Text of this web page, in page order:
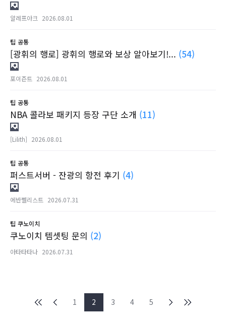
알레프아크 2026.08.01
팁 공통
[광휘의 행로] 광휘의 행로와 보상 알아보기!... (54)
포이즌트 2026.08.01
팁 공통
NBA 콜라보 패키지 등장 구단 소개 (11)
[Lilith] 2026.08.01
팁 공통
퍼스트서버 - 잔광의 항전 후기 (4)
에반쩰리스트 2026.07.31
팁 쿠노이치
쿠노이치 템셋팅 문의 (2)
아타타타나 2026.07.31
1 2 3 4 5